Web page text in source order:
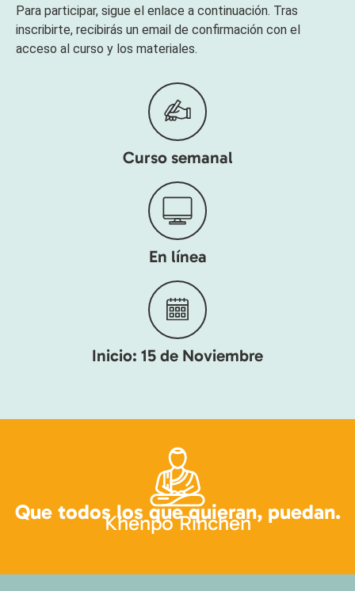
Para participar, sigue el enlace a continuación. Tras
inscribirte, recibirás un email de confirmación con el
acceso al curso y los materiales.
Curso semanal
En línea
Inicio: 15 de Noviembre
Que todos los que quieran, puedan.
Khenpo Rinchen